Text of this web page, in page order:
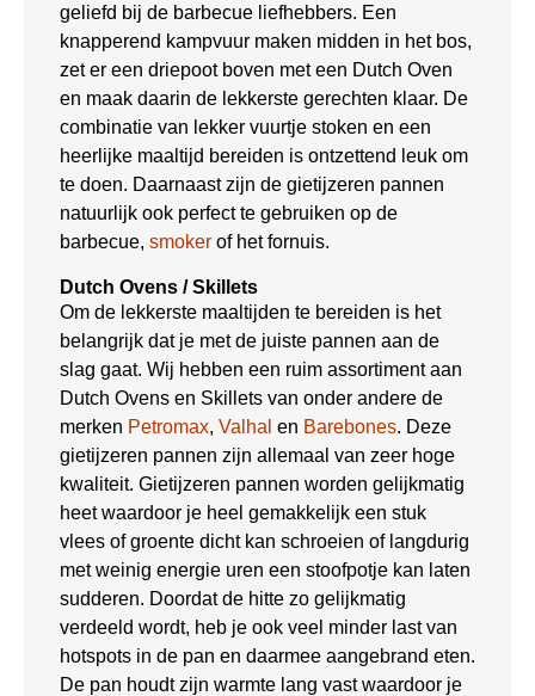
geliefd bij de barbecue liefhebbers. Een
knapperend kampvuur maken midden in het bos,
zet er een driepoot boven met een Dutch Oven
en maak daarin de lekkerste gerechten klaar. De
combinatie van lekker vuurtje stoken en een
heerlijke maaltijd bereiden is ontzettend leuk om
te doen. Daarnaast zijn de gietijzeren pannen
natuurlijk ook perfect te gebruiken op de
barbecue, smoker of het fornuis.
Dutch Ovens / Skillets
Om de lekkerste maaltijden te bereiden is het
belangrijk dat je met de juiste pannen aan de
slag gaat. Wij hebben een ruim assortiment aan
Dutch Ovens en Skillets van onder andere de
merken Petromax, Valhal en Barebones. Deze
gietijzeren pannen zijn allemaal van zeer hoge
kwaliteit. Gietijzeren pannen worden gelijkmatig
heet waardoor je heel gemakkelijk een stuk
vlees of groente dicht kan schroeien of langdurig
met weinig energie uren een stoofpotje kan laten
sudderen. Doordat de hitte zo gelijkmatig
verdeeld wordt, heb je ook veel minder last van
hotspots in de pan en daarmee aangebrand eten.
De pan houdt zijn warmte lang vast waardoor je